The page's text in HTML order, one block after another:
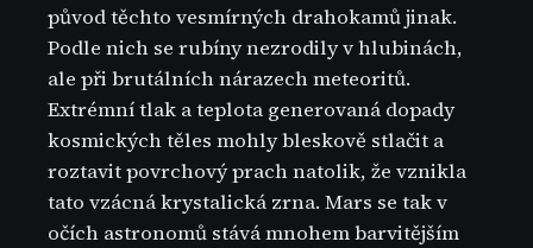
původ těchto vesmírných drahokamů jinak.
Podle nich se rubíny nezrodily v hlubinách,
ale při brutálních nárazech meteoritů.
Extrémní tlak a teplota generovaná dopady
kosmických těles mohly bleskově stlačit a
roztavit povrchový prach natolik, že vznikla
tato vzácná krystalická zrna. Mars se tak v
očích astronomů stává mnohem barvitějším